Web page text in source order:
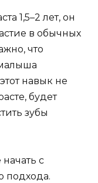
1,5–2 лет, он
в обычных
что
навык не
будет
зубы
с
подхода.